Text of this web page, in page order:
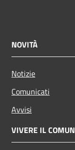
NOVITÀ
Notizie
Comunicati
Avvisi
VIVERE IL